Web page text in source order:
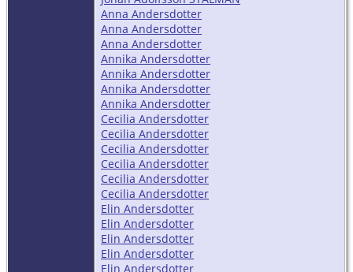
Anna Andersdotter
Anna Andersdotter
Anna Andersdotter
Annika Andersdotter
Annika Andersdotter
Annika Andersdotter
Annika Andersdotter
Cecilia Andersdotter
Cecilia Andersdotter
Cecilia Andersdotter
Cecilia Andersdotter
Cecilia Andersdotter
Cecilia Andersdotter
Elin Andersdotter
Elin Andersdotter
Elin Andersdotter
Elin Andersdotter
Elin Andersdotter